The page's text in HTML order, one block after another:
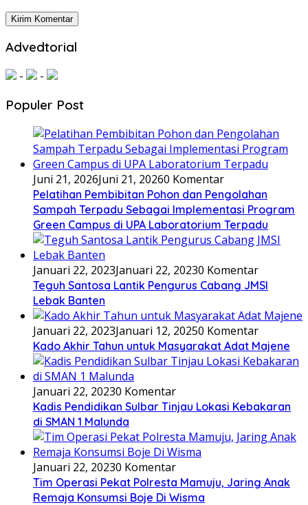
Advedtorial
- -
Populer Post
Juni 21, 2026Juni 21, 20260 Komentar
Pelatihan Pembibitan Pohon dan Pengolahan
Sampah Terpadu Sebagai Implementasi Program
Green Campus di UPA Laboratorium Terpadu
Januari 22, 2023Januari 22, 20230 Komentar
Teguh Santosa Lantik Pengurus Cabang JMSI
Lebak Banten
Januari 22, 2023Januari 12, 20250 Komentar
Kado Akhir Tahun untuk Masyarakat Adat Majene
Januari 22, 20230 Komentar
Kadis Pendidikan Sulbar Tinjau Lokasi Kebakaran
di SMAN 1 Malunda
Januari 22, 20230 Komentar
Tim Operasi Pekat Polresta Mamuju, Jaring Anak
Remaja Konsumsi Boje Di Wisma